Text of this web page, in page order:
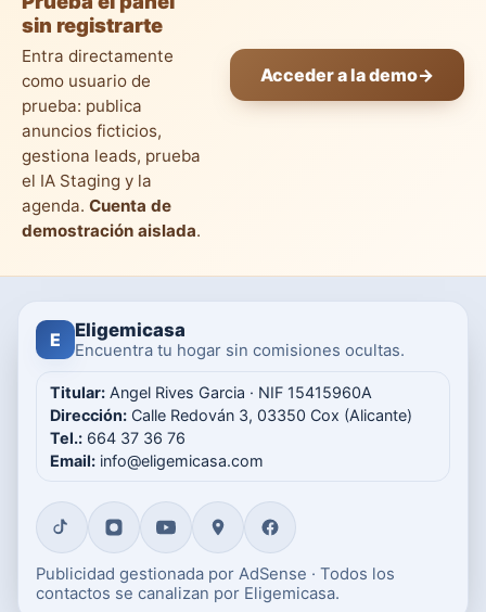
sin registrarte
Entra directamente
como usuario de
prueba: publica
anuncios ficticios,
gestiona leads, prueba
el IA Staging y la
agenda. Cuenta de
demostración aislada.
Acceder a la demo→
E Eligemicasa
Encuentra tu hogar sin comisiones ocultas.
Titular: Angel Rives Garcia · NIF 15415960A
Dirección: Calle Redován 3, 03350 Cox (Alicante)
Tel.: 664 37 36 76
Email: info@eligemicasa.com
Publicidad gestionada por AdSense · Todos los
contactos se canalizan por Eligemicasa.